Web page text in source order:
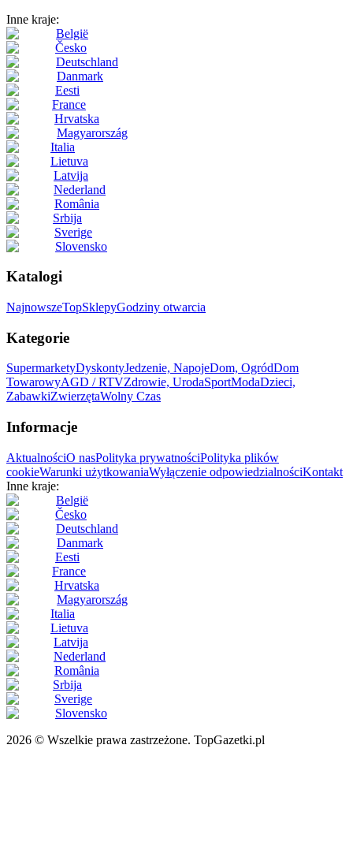
Inne kraje:
België
Česko
Deutschland
Danmark
Eesti
France
Hrvatska
Magyarország
Italia
Lietuva
Latvija
Nederland
România
Srbija
Sverige
Slovensko
Katalogi
NajnowszeTopSklepyGodziny otwarcia
Kategorie
SupermarketyDyskontyJedzenie, NapojeDom, OgródDom
TowarowyAGD / RTVZdrowie, UrodaSportModaDzieci,
ZabawkiZwierzętaWolny Czas
Informacje
AktualnościO nasPolityka prywatnościPolityka plików
cookieWarunki użytkowaniaWyłączenie odpowiedzialnościKontakt
Inne kraje:
België
Česko
Deutschland
Danmark
Eesti
France
Hrvatska
Magyarország
Italia
Lietuva
Latvija
Nederland
România
Srbija
Sverige
Slovensko
2026 © Wszelkie prawa zastrzeżone. TopGazetki.pl